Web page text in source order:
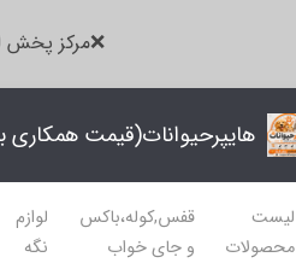
❌مرکز پخش
هایپرحیوانات(قیمت همکاری
لیست
محصولات
قفس,کوله،باکس
و جای خواب
لوازم
نگه